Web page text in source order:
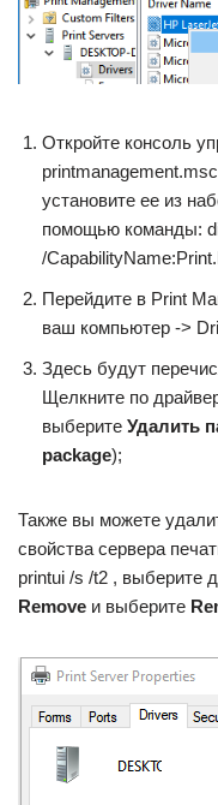
Откройте консоль
установите ее из
помощью команды:
/
Перейдите в Print
ваш компьютер ->
Здесь будут
Щелкните по
выберите Удалить
package);
Также вы можете
свойства сервера
printui /s /t2 , выберите
Remove и выберите